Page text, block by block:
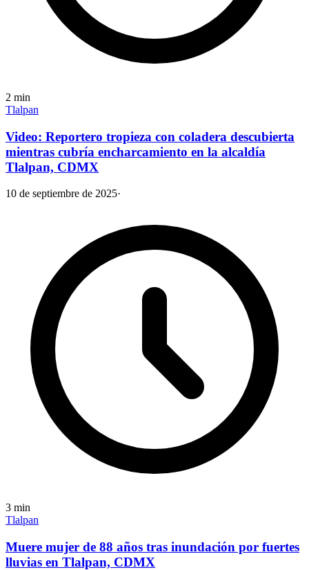
2 min
Tlalpan
Video: Reportero tropieza con coladera descubierta
mientras cubría encharcamiento en la alcaldía
Tlalpan, CDMX
10 de septiembre de 2025·
3 min
Tlalpan
Muere mujer de 88 años tras inundación por fuertes
lluvias en Tlalpan, CDMX